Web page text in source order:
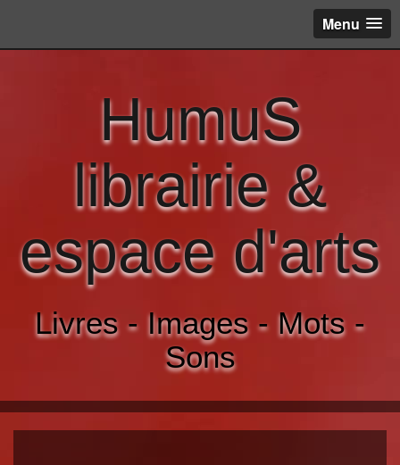
Menu
HumuS
librairie &
espace d'arts
Livres - Images - Mots -
Sons